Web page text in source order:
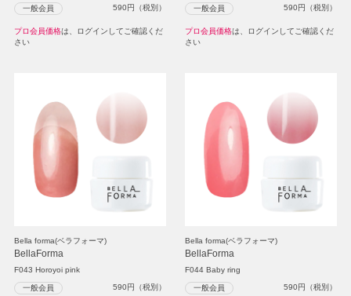
一般会員 590円（税別）
プロ会員価格は、ログインしてご確認くだ
さい
一般会員 590円（税別）
プロ会員価格は、ログインしてご確認くだ
さい
Bella forma(ベラフォーマ)
BellaForma
F043 Horoyoi pink
一般会員 590円（税別）
Bella forma(ベラフォーマ)
BellaForma
F044 Baby ring
一般会員 590円（税別）